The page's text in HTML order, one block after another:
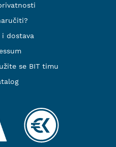
i dostava
se BIT timu